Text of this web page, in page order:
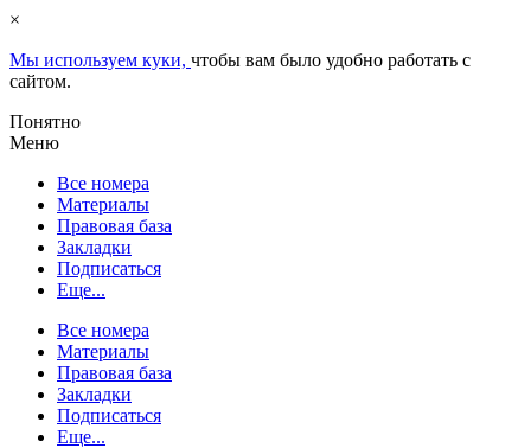
×
Мы используем куки, чтобы вам было удобно работать с
сайтом.
Понятно
Меню
Все номера
Материалы
Правовая база
Закладки
Подписаться
Еще...
Все номера
Материалы
Правовая база
Закладки
Подписаться
Еще...